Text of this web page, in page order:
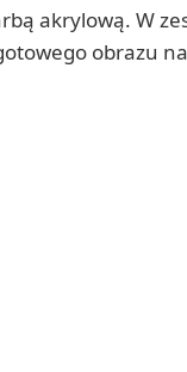
akrylową. W
obrazu